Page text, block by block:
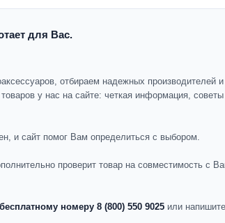
для Вас.
отбираем надежных производителей
у нас на сайте: четкая информация,
и сайт помог Вам определиться с выбором.
проверит товар на совместимость с
номеру 8 (800) 550 9025 или